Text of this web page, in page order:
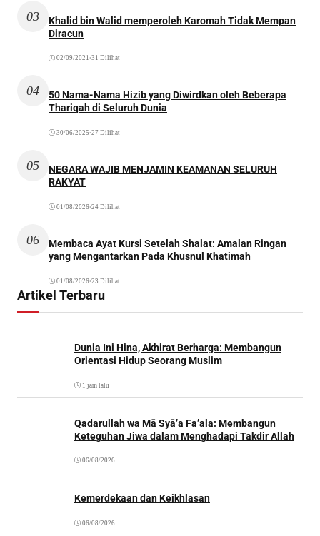
03
Khalid bin Walid memperoleh Karomah Tidak Mempan
Diracun
02/09/2021 •31 Dilihat
04
50 Nama-Nama Hizib yang Diwirdkan oleh Beberapa
Thariqah di Seluruh Dunia
30/06/2025 •27 Dilihat
05
NEGARA WAJIB MENJAMIN KEAMANAN SELURUH
RAKYAT
01/08/2026•24 Dilihat
06
Membaca Ayat Kursi Setelah Shalat: Amalan Ringan
yang Mengantarkan Pada Khusnul Khatimah
01/08/2026•23 Dilihat
Artikel Terbaru
Dunia Ini Hina, Akhirat Berharga: Membangun
Orientasi Hidup Seorang Muslim
1 jam lalu
Qadarullah wa Mā Syā’a Fa’ala: Membangun
Keteguhan Jiwa dalam Menghadapi Takdir Allah
06/08/2026
Kemerdekaan dan Keikhlasan
06/08/2026